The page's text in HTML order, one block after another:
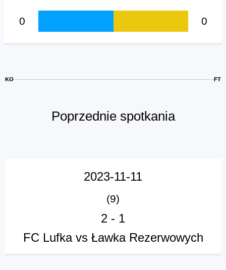
0 0
KO FT
Poprzednie spotkania
2023-11-11
(9)
2 - 1
FC Lufka vs Ławka Rezerwowych